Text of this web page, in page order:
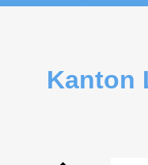
Kanton